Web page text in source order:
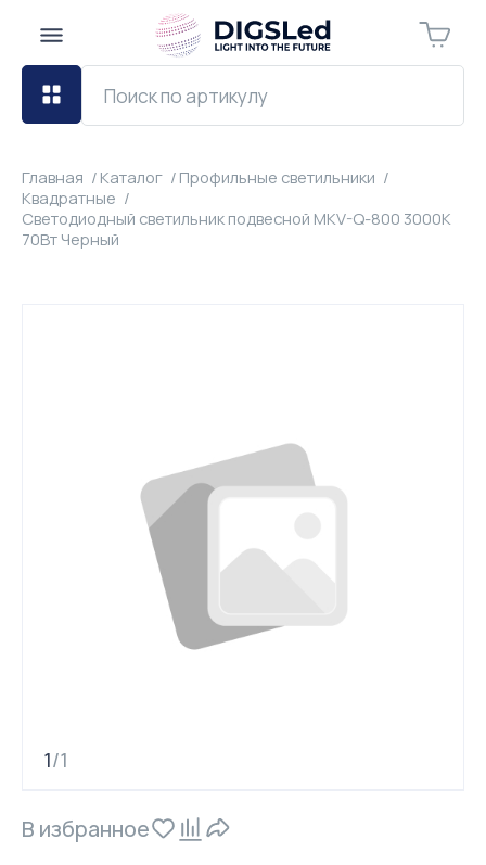
Главная Каталог
Профильные светильники
Квадратные
Светодиодный светильник подвесной MKV-Q-800 3000К
70Вт Черный
1/1
В избранное